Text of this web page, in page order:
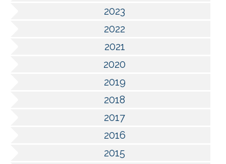
2023
2022
2021
2020
2019
2018
2017
2016
2015